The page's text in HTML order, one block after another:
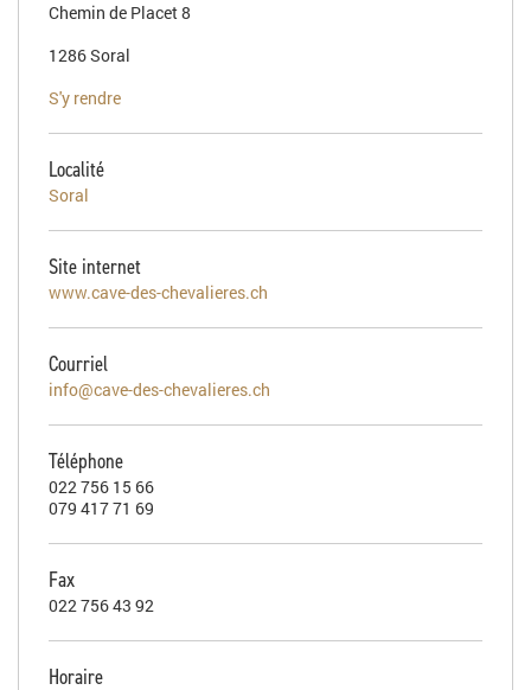
Chemin de Placet 8
1286 Soral
S'y rendre
Localité
Soral
Site internet
www.cave-des-chevalieres.ch
Courriel
info@cave-des-chevalieres.ch
Téléphone
022 756 15 66
079 417 71 69
Fax
022 756 43 92
Horaire